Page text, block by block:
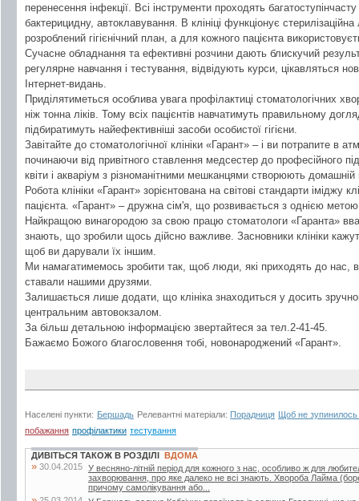
перенесення інфекції. Всі інструменти проходять
бактерицидну, автоклавування. В клініці функціонує
розроблений гігієнічний план, а для кожного пацієнта
Сучасне обладнання та ефективні розчини дають блискучий
регулярне навчання і тестування, відвідують курси, цікавляться
Інтернет-видань.
Приділятиметься особлива увага профілактиці стоматологічних
ніж тонна ліків. Тому всіх пацієнтів навчатимуть правильному
підбиратимуть найефективніші засоби особистої гігієни.
Завітайте до стоматологічної клініки «Гарант» – і ви потрапите в
починаючи від привітного ставлення медсестер до професійного
квіти і акваріум з різноманітними мешканцями створюють домашній
Робота клініки «Гарант» зорієнтована на світові стандарти іміджу
пацієнта. «Гарант» – дружна сім'я, що розвивається з однією
Найкращою винагородою за свою працю стоматологи «Гаранта»
знають, що зробили щось дійсно важливе. Засновники клініки
щоб ви дарували їх іншим.
Ми намагатимемось зробити так, щоб люди, які приходять до нас,
ставали нашими друзями.
Залишається лише додати, що клініка знаходиться у досить
центральним автовокзалом.
За більш детальною інформацією звертайтеся за тел.2-41-45.
Бажаємо Божого благословення тобі, новонароджений «Гарант».
Населені пункти: Бершадь Релевантні матеріали: Порадниця Щоб не зупинилось
побажання профілактики тестування
ДИВІТЬСЯ ТАКОЖ В РОЗДІЛІ ВДОМА
» 30.04.2015 У весняно-літній період для кожного з нас, особливо ж для
захворювання, про яке далеко не всі знають. Хвороба Лайма
причому самолікування або...